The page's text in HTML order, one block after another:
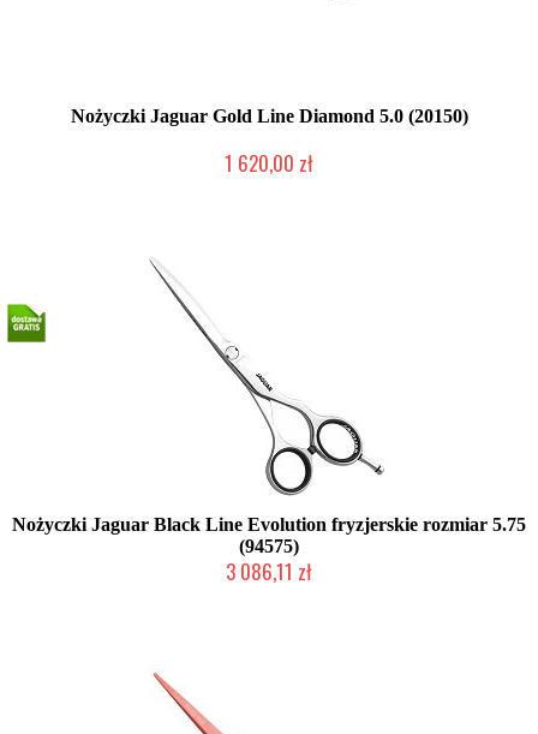
Nożyczki Jaguar Gold Line Diamond 5.0 (20150)
1 620,00 zł
Nożyczki Jaguar Black Line Evolution fryzjerskie rozmiar 5.75
(94575)
3 086,11 zł